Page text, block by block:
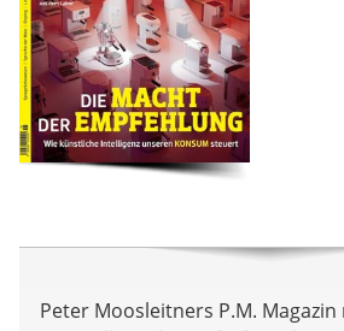
Peter Moosleitners P.M.